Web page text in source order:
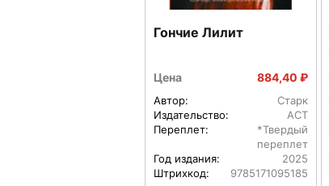
Гончие Лилит
Цена 884,40 ₽
Автор:
Старк
Издательство:
АСТ
Переплет:
*Твердый
переплет
Год издания:
2025
Штрихкод:
9785171095185